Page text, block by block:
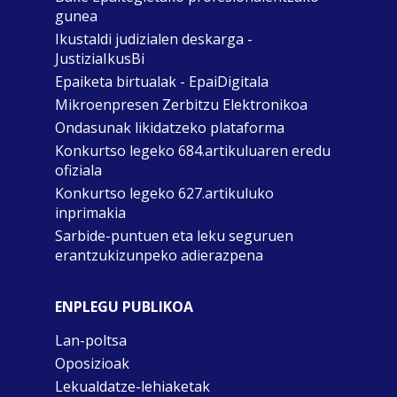
gunea
Ikustaldi judizialen deskarga -
JustiziaIkusBi
Epaiketa birtualak - EpaiDigitala
Mikroenpresen Zerbitzu Elektronikoa
Ondasunak likidatzeko plataforma
Konkurtso legeko 684.artikuluaren eredu
ofiziala
Konkurtso legeko 627.artikuluko
inprimakia
Sarbide-puntuen eta leku seguruen
erantzukizunpeko adierazpena
ENPLEGU PUBLIKOA
Lan-poltsa
Oposizioak
Lekualdatze-lehiaketak